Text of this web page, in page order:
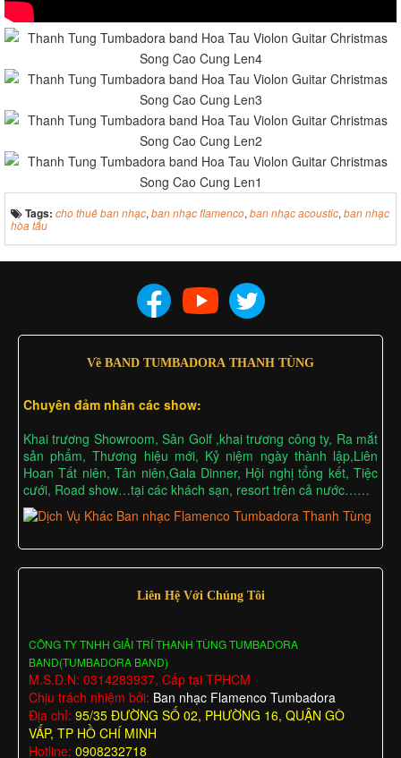
Tags: cho thuê ban nhạc, ban nhạc flamenco, ban nhạc acoustic, ban nhạc
hòa tấu
Về BAND TUMBADORA THANH TÙNG
Chuyên đảm nhân các show:
Khai trương Showroom, Sân Golf ,khai trương công ty, Ra mắt
sản phẩm, Thương hiệu mới, Kỷ niệm ngày thành lập,Liên
Hoan Tất niên, Tân niên,Gala Dinner, Hội nghị tổng kết, Tiệc
cưới, Road show…tại các khách sạn, resort trên cả nước……
Liên Hệ Với Chúng Tôi
CÔNG TY TNHH GIẢI TRÍ THANH TÙNG TUMBADORA
BAND(TUMBADORA BAND)
M.S.D.N: 0314283937, Cấp tại TPHCM
Chịu trách nhiệm bởi: Ban nhạc Flamenco Tumbadora
Địa chỉ: 95/35 ĐƯỜNG SỐ 02, PHƯỜNG 16, QUẬN GÒ
VẤP, TP HỒ CHÍ MINH
Hotline: 0908232718